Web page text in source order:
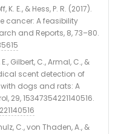
K. E., & Hess, P. R. (2017).
cancer: A feasibility
and Reports, 8, 73–80.
Gilbert, C., Armal, C., &
scent detection of
dogs and rats: A
29, 15347354221140516.
C., von Thaden, A., &